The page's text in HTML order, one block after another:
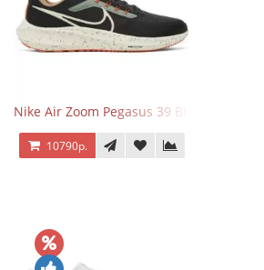
Nike Air Zoom Pegasus 39 Black White
10790р.